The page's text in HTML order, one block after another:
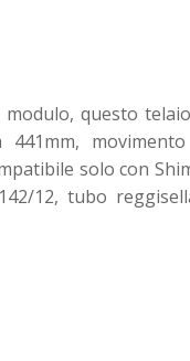
questo
movimento
solo con
12, tubo